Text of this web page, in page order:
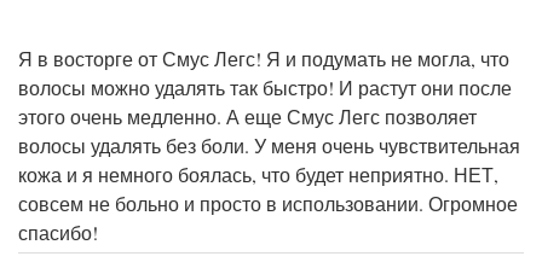
Я в восторге от Смус Легс! Я и подумать не могла, что
волосы можно удалять так быстро! И растут они после
этого очень медленно. А еще Смус Легс позволяет
волосы удалять без боли. У меня очень чувствительная
кожа и я немного боялась, что будет неприятно. НЕТ,
совсем не больно и просто в использовании. Огромное
спасибо!